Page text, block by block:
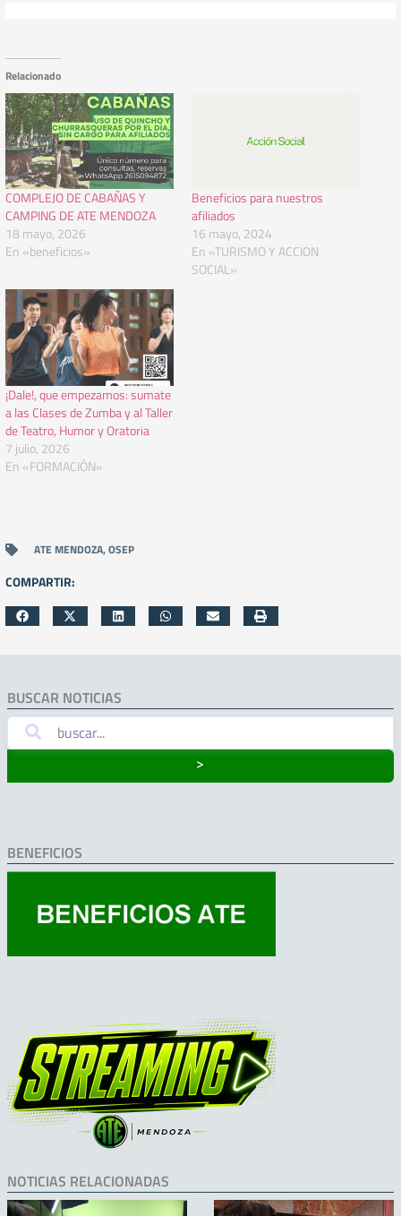
Relacionado
COMPLEJO DE CABAÑAS Y
CAMPING DE ATE MENDOZA
18 mayo, 2026
En «beneficios»
Beneficios para nuestros
afiliados
16 mayo, 2024
En «TURISMO Y ACCION
SOCIAL»
¡Dale!, que empezamos: sumate
a las Clases de Zumba y al Taller
de Teatro, Humor y Oratoria
7 julio, 2026
En «FORMACIÓN»
ATE MENDOZA,OSEP
COMPARTIR:
BUSCAR NOTICIAS
˃
BENEFICIOS
NOTICIAS RELACIONADAS